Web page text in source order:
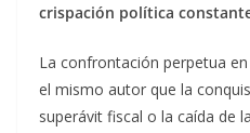
crispación política
La confrontación perpetua
el mismo autor que la
superávit fiscal o la caída de